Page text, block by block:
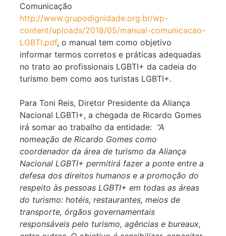
Comunicação
http://www.grupodignidade.org.br/wp-
content/uploads/2018/05/manual-comunicacao-
LGBTI.pdf, o manual tem como objetivo
informar termos corretos e práticas adequadas
no trato ao profissionais LGBTI+ da cadeia do
turismo bem como aos turistas LGBTI+.
Para Toni Reis, Diretor Presidente da Aliança
Nacional LGBTI+, a chegada de Ricardo Gomes
irá somar ao trabalho da entidade: “A
nomeação de Ricardo Gomes como
coordenador da área de turismo da Aliança
Nacional LGBTI+ permitirá fazer a ponte entre a
defesa dos direitos humanos e a promoção do
respeito às pessoas LGBTI+ em todas as áreas
do turismo: hotéis, restaurantes, meios de
transporte, órgãos governamentais
responsáveis pelo turismo, agências e bureaux,